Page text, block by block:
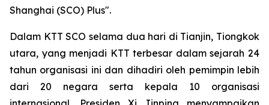
Shanghai (SCO) Plus".
Dalam KTT SCO selama dua hari di Tianjin, Tiongkok
utara, yang menjadi KTT terbesar dalam sejarah 24
tahun organisasi ini dan dihadiri oleh pemimpin lebih
dari 20 negara serta kepala 10 organisasi